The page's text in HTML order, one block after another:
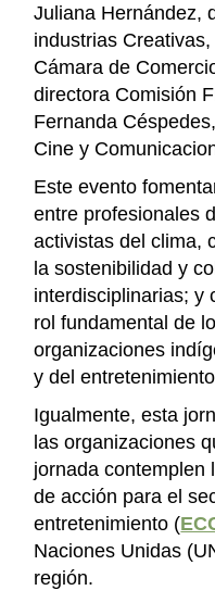
Juliana Hernández,
industrias
Cámara de
directora Comisión
Fernanda
Cine y
Este evento
entre profesionales
activistas del clima,
la sostenibilidad y
interdisciplinarias; y
rol fundamental de
organizaciones
y del
Igualmente, esta
las organizaciones
jornada contemplen
de acción para el
entretenimiento (
Naciones Unidas
región.